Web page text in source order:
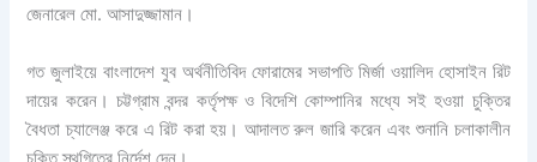
জেনারেল মো. আসাদুজ্জামান।
গত জুলাইয়ে বাংলাদেশ যুব অর্থনীতিবিদ ফোরামের সভাপতি মির্জা ওয়ালিদ হোসাইন রিট
দায়ের করেন। চট্টগ্রাম বন্দর কর্তৃপক্ষ ও বিদেশি কোম্পানির মধ্যে সই হওয়া চুক্তির
বৈধতা চ্যালেঞ্জ করে এ রিট করা হয়। আদালত রুল জারি করেন এবং শুনানি চলাকালীন